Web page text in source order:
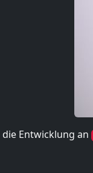
Entwicklung an